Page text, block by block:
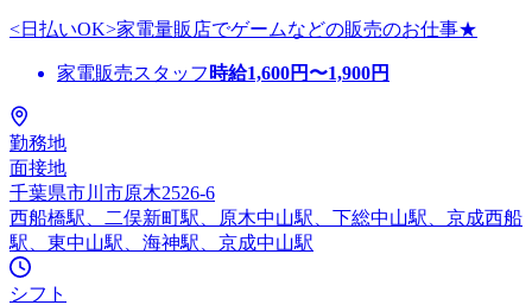
<日払いOK>家電量販店でゲームなどの販売のお仕事★
家電販売スタッフ 時給1,600円〜1,900円
勤務地
面接地
千葉県市川市原木2526-6
西船橋駅、二俣新町駅、原木中山駅、下総中山駅、京成西船
駅、東中山駅、海神駅、京成中山駅
シフト